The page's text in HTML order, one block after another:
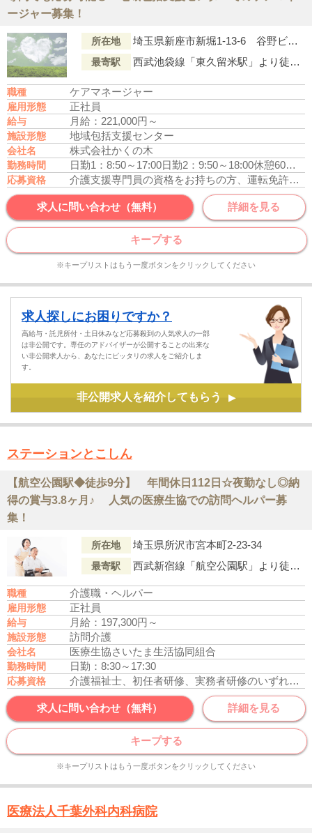
ージャー募集！
所在地 埼玉県新座市新堀1-13-6 谷野ビル1Ｆ
最寄駅 西武池袋線「東久留米駅」より徒歩18分
職種 ケアマネージャー
雇用形態 正社員
給与 月給：221,000円～
施設形態 地域包括支援センター
会社名 株式会社かくの木
勤務時間 日勤1：8:50～17:00日勤2：9:50～18:00休憩60分
応募資格 介護支援専門員の資格をお持ちの方、運転免許あれば尚可
求人に問い合わせ（無料） 詳細を見る
キープする
※キープリストはもう一度ボタンをクリックしてください
求人探しにお困りですか？
高給与・託児所付・土日休みなど応募殺到の人気求人の一部
は非公開です。専任のアドバイザーが公開することの出来な
い非公開求人から、あなたにピッタリの求人をご紹介しま
す。
非公開求人を紹介してもらう ▶
ステーションとこしん
【航空公園駅◆徒歩9分】 年間休日112日☆夜勤なし◎納
得の賞与3.8ヶ月♪ 人気の医療生協での訪問ヘルパー募
集！
所在地 埼玉県所沢市宮本町2-23-34
最寄駅 西武新宿線「航空公園駅」より徒歩9分
職種 介護職・ヘルパー
雇用形態 正社員
給与 月給：197,300円～
施設形態 訪問介護
会社名 医療生協さいたま生活協同組合
勤務時間 日勤：8:30～17:30
応募資格 介護福祉士、初任者研修、実務者研修のいずれかの資格をお持ちの方
求人に問い合わせ（無料） 詳細を見る
キープする
※キープリストはもう一度ボタンをクリックしてください
医療法人千葉外科内科病院